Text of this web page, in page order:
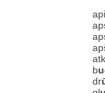
atk
bu
dr